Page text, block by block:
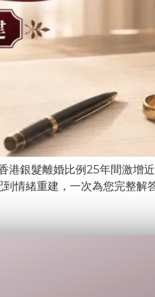
銀髮離婚比例25年間激增
情緒重建，一次為您完整解